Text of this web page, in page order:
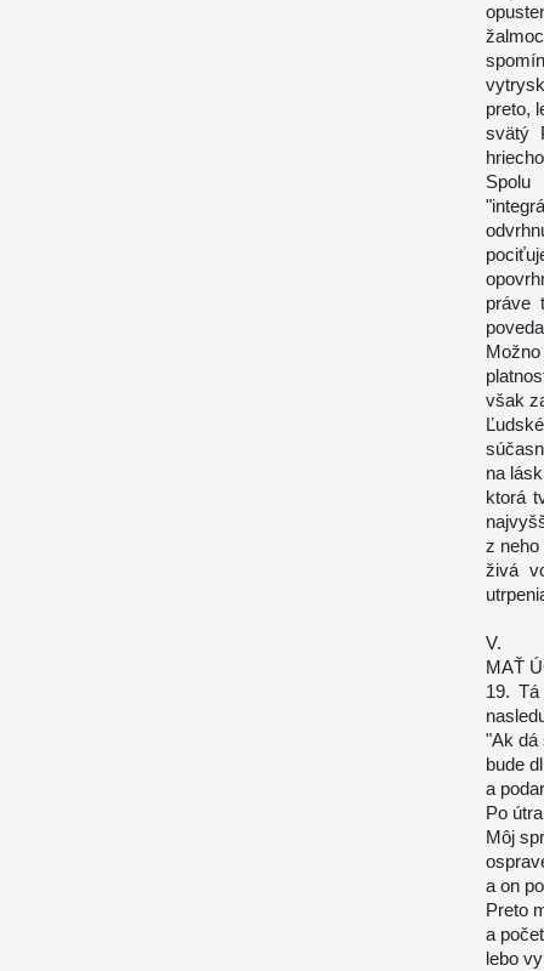
preto,
svätý
práve
však
na
ktorá
z
živá
V.
MAŤ
19.
"Ak dá
bude
a
Po
Môj
a on
Preto
a
lebo